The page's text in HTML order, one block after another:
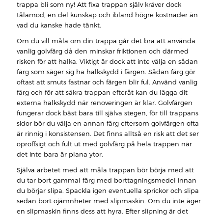
trappa bli som ny! Att fixa trappan själv kräver dock
tålamod, en del kunskap och ibland högre kostnader än
vad du kanske hade tänkt.
Om du vill måla om din trappa går det bra att använda
vanlig golvfärg då den minskar friktionen och därmed
risken för att halka. Viktigt är dock att inte välja en sådan
färg som säger sig ha halkskydd i färgen. Sådan färg gör
oftast att smuts fastnar och färgen blir ful. Använd vanlig
färg och för att säkra trappan efteråt kan du lägga dit
externa halkskydd när renoveringen är klar. Golvfärgen
fungerar dock bäst bara till själva stegen, för till trappans
sidor bör du välja en annan färg eftersom golvfärgen ofta
är rinnig i konsistensen. Det finns alltså en risk att det ser
oproffsigt och fult ut med golvfärg på hela trappen när
det inte bara är plana ytor.
Själva arbetet med att måla trappan bör börja med att
du tar bort gammal färg med borttagningsmedel innan
du börjar slipa. Spackla igen eventuella sprickor och slipa
sedan bort ojämnheter med slipmaskin. Om du inte äger
en slipmaskin finns dess att hyra. Efter slipning är det